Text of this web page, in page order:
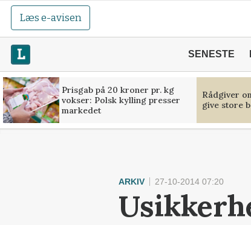
Læs e-avisen
SENESTE
Prisgab på 20 kroner pr. kg
vokser: Polsk kylling presser
markedet
Rådgiver
give store
ARKIV 27-10-2014 07:20